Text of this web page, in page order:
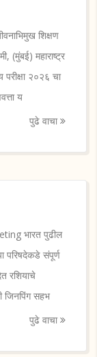
शिक्षण
(मुंबई) महाराष्ट्र
२०२६ चा
य
पुढे वाचा
भारत पुढील
परिषदेकडे संपूर्ण
रशियाचे
जिनपिंग सहभ
पुढे वाचा